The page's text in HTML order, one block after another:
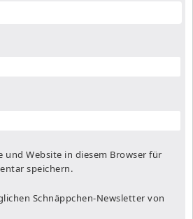
und Website in diesem Browser für
speichern.
Schnäppchen-Newsletter von